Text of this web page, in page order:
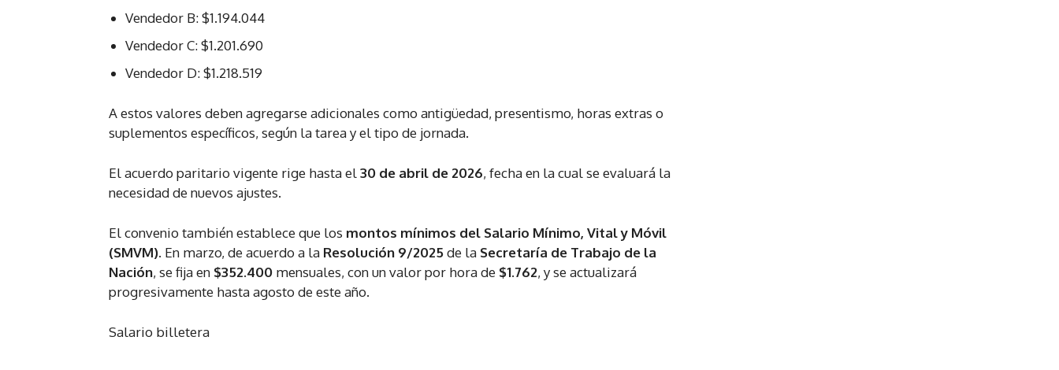
Vendedor B: $1.194.044
Vendedor C: $1.201.690
Vendedor D: $1.218.519
A estos valores deben agregarse adicionales como antigüedad, presentismo, horas extras o
suplementos específicos, según la tarea y el tipo de jornada.
El acuerdo paritario vigente rige hasta el30 de abril de 2026, fecha en la cual se evaluará la
necesidad de nuevos ajustes.
El convenio también establece que los montos mínimos del Salario Mínimo, Vital y Móvil
(SMVM). En marzo, de acuerdo a la Resolución 9/2025de la Secretaría de Trabajo de la
Nación, se fija en $352.400 mensuales, con un valor por hora de $1.762, y se actualizará
progresivamente hasta agosto de este año.
Salario billetera